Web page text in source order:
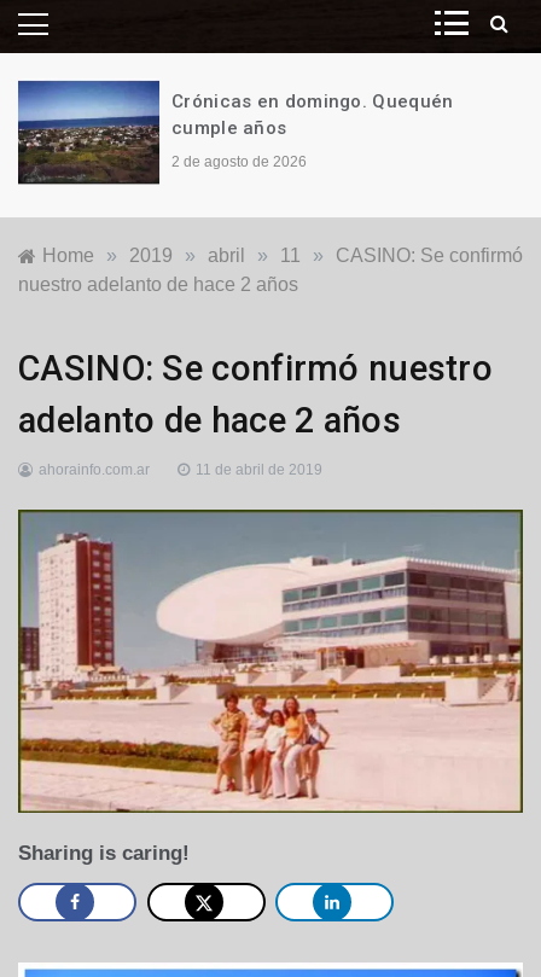
Crónicas en domingo. Quequén
cumple años
2 de agosto de 2026
Home » 2019 » abril » 11 »
CASINO: Se confirmó
nuestro adelanto de hace 2 años
Generales ,
Locales
CASINO: Se confirmó nuestro
adelanto de hace 2 años
ahorainfo.com.ar 11 de abril de 2019
Sharing is caring!